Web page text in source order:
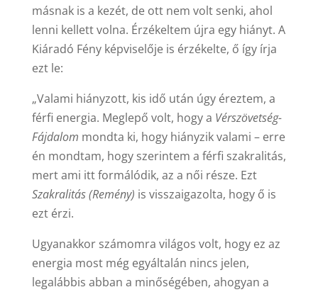
másnak is a kezét, de ott nem volt senki, ahol
lenni kellett volna. Érzékeltem újra egy hiányt. A
Kiáradó Fény képviselője is érzékelte, ő így írja
ezt le:
„Valami hiányzott, kis idő után úgy éreztem, a
férfi energia. Meglepő volt, hogy a Vérszövetség-
Fájdalom mondta ki, hogy hiányzik valami – erre
én mondtam, hogy szerintem a férfi szakralitás,
mert ami itt formálódik, az a női része. Ezt
Szakralitás (Remény) is visszaigazolta, hogy ő is
ezt érzi.
Ugyanakkor számomra világos volt, hogy ez az
energia most még egyáltalán nincs jelen,
legalábbis abban a minőségében, ahogyan a